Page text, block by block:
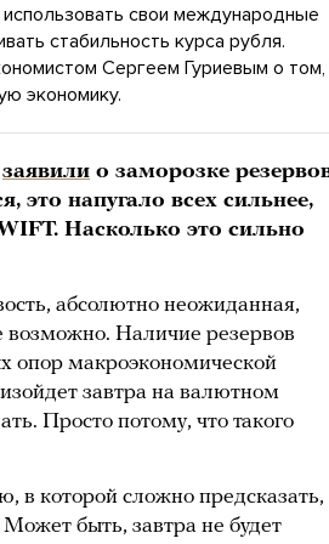
свои международные
стабильность курса рубля.
Сергеем Гуриевым о том,
экономику.
заявили о заморозке
это напугало всех сильнее,
Насколько это сильно
абсолютно неожиданная,
возможно. Наличие резервов
опор макроэкономической
завтра на валютном
Просто потому, что такого
в которой сложно предсказать,
Может быть, завтра не будет